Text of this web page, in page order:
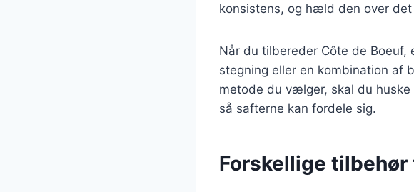
konsistens, og hæld den over
Når du tilbereder Côte de
stegning eller en kombination af
metode du vælger, skal du
så safterne kan fordele sig.
Forskellige